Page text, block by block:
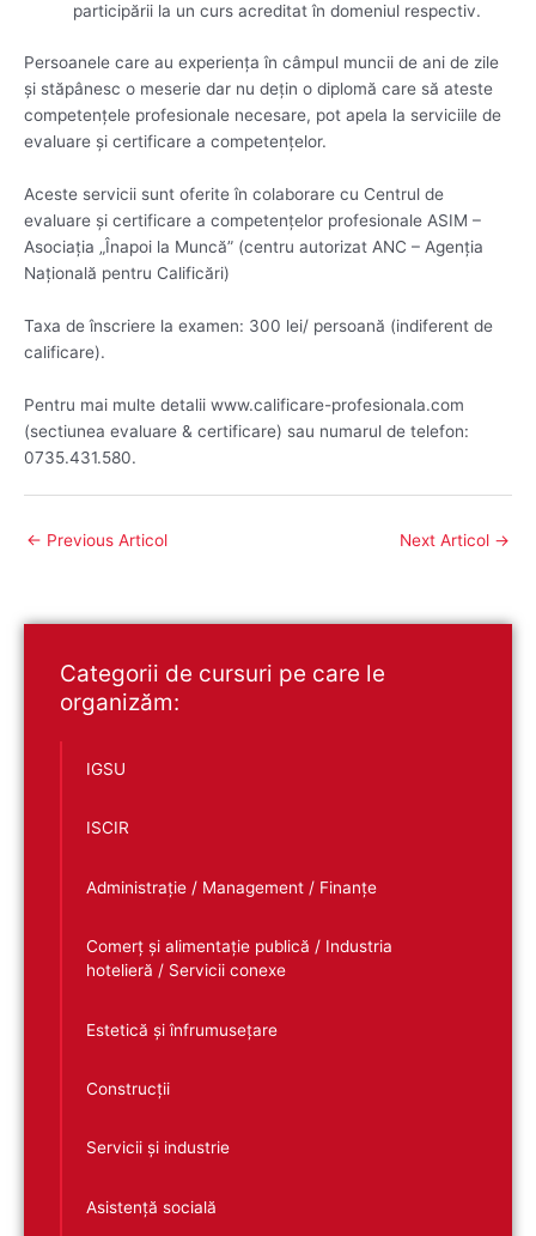
participării la un curs acreditat în domeniul respectiv.
Persoanele care au experienţa în câmpul muncii de ani de zile
şi stăpânesc o meserie dar nu deţin o diplomă care să ateste
competenţele profesionale necesare, pot apela la serviciile de
evaluare şi certificare a competenţelor.
Aceste servicii sunt oferite în colaborare cu Centrul de
evaluare şi certificare a competenţelor profesionale ASIM –
Asociaţia „Înapoi la Muncă” (centru autorizat ANC – Agenţia
Naţională pentru Calificări)
Taxa de înscriere la examen: 300 lei/ persoană (indiferent de
calificare).
Pentru mai multe detalii www.calificare-profesionala.com
(sectiunea evaluare & certificare) sau numarul de telefon:
0735.431.580.
← Previous Articol Next Articol →
Categorii de cursuri pe care le
organizăm:
IGSU
ISCIR
Administrație / Management / Finanțe
Comerț și alimentație publică / Industria
hotelieră / Servicii conexe
Estetică și înfrumusețare
Construcții
Servicii și industrie
Asistență socială